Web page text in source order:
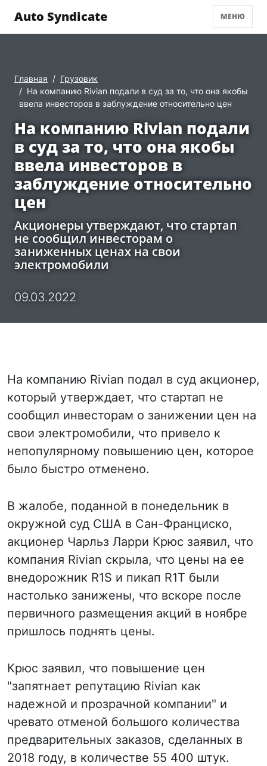
Auto Syndicate МЕНЮ
Главная
Грузовик
На компанию Rivian подали в суд за то, что она якобы
ввела инвесторов в заблуждение относительно цен
На компанию Rivian подали
в суд за то, что она якобы
ввела инвесторов в
заблуждение относительно
цен
Акционеры утверждают, что стартап
не сообщил инвесторам о
заниженных ценах на свои
электромобили
09.03.2022
На компанию Rivian подал в суд акционер,
который утверждает, что стартап не
сообщил инвесторам о занижении цен на
свои электромобили, что привело к
непопулярному повышению цен, которое
было быстро отменено.
В жалобе, поданной в понедельник в
окружной суд США в Сан-Франциско,
акционер Чарльз Ларри Крюс заявил, что
компания Rivian скрыла, что цены на ее
внедорожник R1S и пикап R1T были
настолько занижены, что вскоре после
первичного размещения акций в ноябре
пришлось поднять цены.
Крюс заявил, что повышение цен
"запятнает репутацию Rivian как
надежной и прозрачной компании" и
чревато отменой большого количества
предварительных заказов, сделанных в
2018 году, в количестве 55 400 штук.